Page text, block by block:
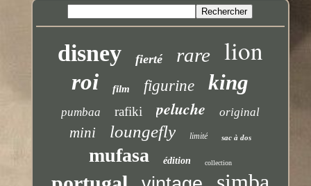
disney fierté rare lion
roi film figurine king
pumbaa rafiki peluche original
mini loungefly limité sac à dos
mufasa édition collection